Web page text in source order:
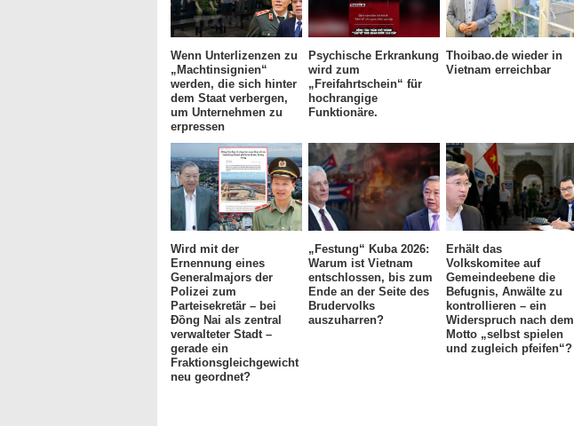
Wenn Unterlizenzen zu
„Machtinsignien“
werden, die sich hinter
dem Staat verbergen,
um Unternehmen zu
erpressen
Psychische Erkrankung
wird zum
„Freifahrtschein“ für
hochrangige
Funktionäre.
Thoibao.de wieder in
Vietnam erreichbar
Wird mit der
Ernennung eines
Generalmajors der
Polizei zum
Parteisekretär – bei
Đồng Nai als zentral
verwalteter Stadt –
gerade ein
Fraktionsgleichgewicht
neu geordnet?
„Festung“ Kuba 2026:
Warum ist Vietnam
entschlossen, bis zum
Ende an der Seite des
Brudervolks
auszuharren?
Erhält das
Volkskomitee auf
Gemeindeebene die
Befugnis, Anwälte zu
kontrollieren – ein
Widerspruch nach dem
Motto „selbst spielen
und zugleich pfeifen“?